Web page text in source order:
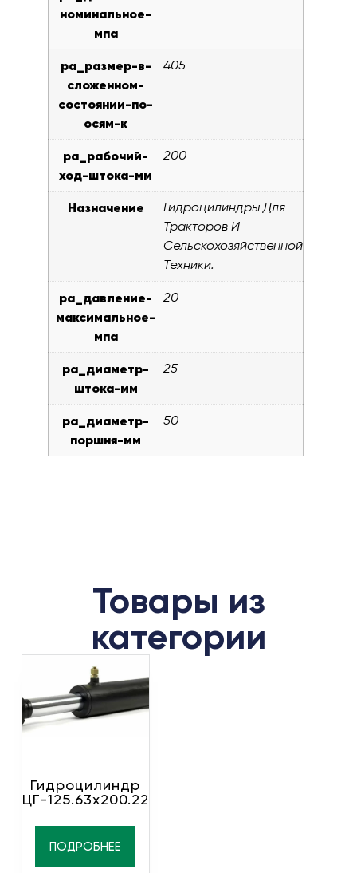
номинальное-
мпа
pa_размер-в-
сложенном-
состоянии-по-
осям-к
405
pa_рабочий-
ход-штока-мм
200
Назначение
Гидроцилиндры Для
Тракторов И
Сельскохозяйственной
Техники.
pa_давление-
максимальное-
мпа
20
pa_диаметр-
штока-мм
25
pa_диаметр-
поршня-мм
50
Товары из
категории
Гидроцилиндр
ЦГ-125.63х200.22
ПОДРОБНЕЕ